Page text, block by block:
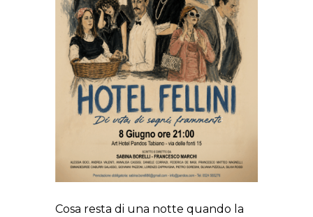
Cosa resta di una notte quando la